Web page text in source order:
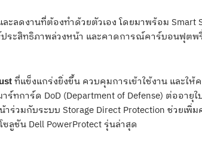
ลดงานที่ต้องทำด้วยตัวเอง โดยมาพร้อม Smart
ระสิทธิภาพล่วงหน้า และคาดการณ์คาร์บอนฟุตพ
ที่แข็งแกร่งยิ่งขึ้น ควบคุมการเข้าใช้งาน และให้
ทการ์ด DoD (Department of Defense) ต่ออายุ
วมกับระบบ Storage Direct Protection ช่วยเพิ่
ลูชัน Dell PowerProtect รุ่นล่าสุด